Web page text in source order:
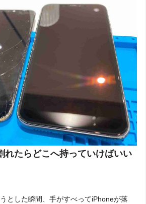
れたらどこへ持っていけばいい
とした瞬間、手がすべってiPhoneが落